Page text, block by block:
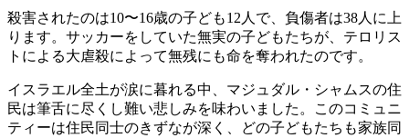
殺害されたのは10〜16歳の子ども12人で、負傷者は38人に上
ります。サッカーをしていた無実の子どもたちが、テロリス
トによる大虐殺によって無残にも命を奪われたのです。
イスラエル全土が涙に暮れる中、マジュダル・シャムスの住
民は筆舌に尽くし難い悲しみを味わいました。このコミュニ
ティーは住民同士のきずなが深く、どの子どもたちも家族同